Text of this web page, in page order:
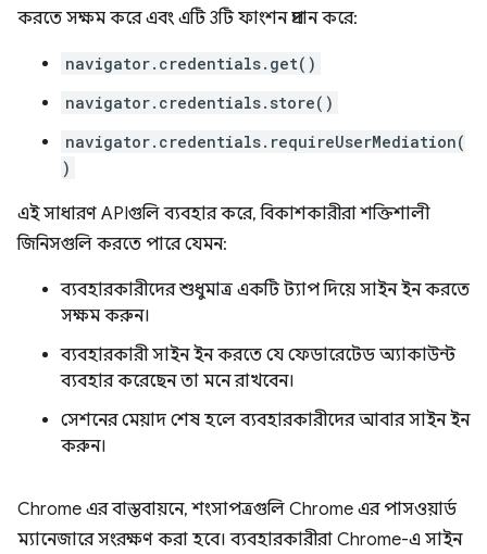
করতে সক্ষম করে এবং এটি 3টি ফাংশন প্রদান করে:
navigator.credentials.get()
navigator.credentials.store()
navigator.credentials.requireUserMediation(
)
এই সাধারণ APIগুলি ব্যবহার করে, বিকাশকারীরা শক্তিশালী
জিনিসগুলি করতে পারে যেমন:
ব্যবহারকারীদের শুধুমাত্র একটি ট্যাপ দিয়ে সাইন ইন করতে
সক্ষম করুন।
ব্যবহারকারী সাইন ইন করতে যে ফেডারেটেড অ্যাকাউন্ট
ব্যবহার করেছেন তা মনে রাখবেন।
সেশনের মেয়াদ শেষ হলে ব্যবহারকারীদের আবার সাইন ইন
করুন।
Chrome এর বাস্তবায়নে, শংসাপত্রগুলি Chrome এর পাসওয়ার্ড
ম্যানেজারে সংরক্ষণ করা হবে। ব্যবহারকারীরা Chrome-এ সাইন